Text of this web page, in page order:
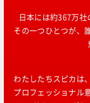
日本には約367万社
その一つひとつが、
わたしたちスピカは
プロフェッショナル